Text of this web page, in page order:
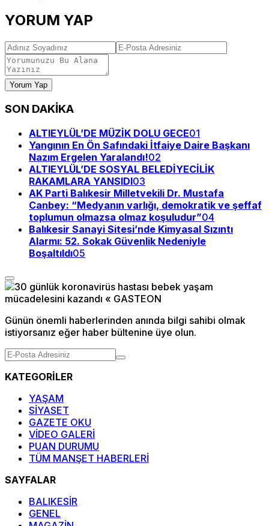
YORUM YAP
Yorum Yap
SON DAKİKA
ALTIEYLÜL’DE MÜZİK DOLU GECE01
Yangının En Ön Safındaki İtfaiye Daire Başkanı
Nazım Ergelen Yaralandı!02
ALTIEYLÜL’DE SOSYAL BELEDİYECİLİK
RAKAMLARA YANSIDI03
AK Parti Balıkesir Milletvekili Dr. Mustafa
Canbey: “Medyanın varlığı, demokratik ve şeffaf
toplumun olmazsa olmaz koşuludur”04
Balıkesir Sanayi Sitesi’nde Kimyasal Sızıntı
Alarmı: 52. Sokak Güvenlik Nedeniyle
Boşaltıldı05
Günün önemli haberlerinden anında bilgi sahibi olmak
istiyorsanız eğer haber bültenine üye olun.
KATEGORİLER
YAŞAM
SİYASET
GAZETE OKU
VİDEO GALERİ
PUAN DURUMU
TÜM MANŞET HABERLERİ
SAYFALAR
BALIKESİR
GENEL